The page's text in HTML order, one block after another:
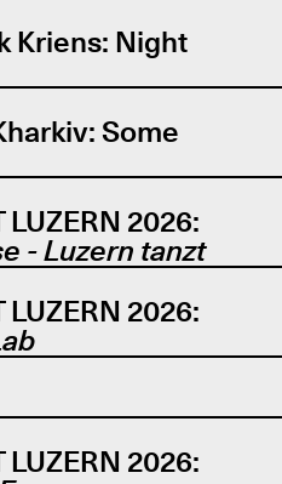
Kriens: Night
Some
LUZERN 2026:
- Luzern tanzt
LUZERN 2026:
LUZERN 2026: